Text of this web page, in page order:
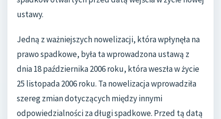
ustawy.
Jedną z ważniejszych nowelizacji, która wpłynęła na
prawo spadkowe, była ta wprowadzona ustawą z
dnia 18 października 2006 roku, która weszła w życie
25 listopada 2006 roku. Ta nowelizacja wprowadziła
szereg zmian dotyczących między innymi
odpowiedzialności za długi spadkowe. Przed tą datą